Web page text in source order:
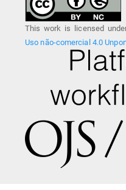
This work is licensed
Uso não-comercial 4.0